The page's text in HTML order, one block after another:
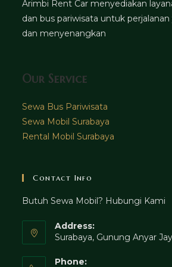
Arimbi Rent Car menyediakan
dan bus pariwisata untuk
dan menyenangkan
Our Service
Sewa Bus Pariwisata
Sewa Mobil Surabaya
Rental Mobil Surabaya
Contact Info
Butuh Sewa Mobil? Hubungi Kami
Address:
Surabaya, Gunung Anyar
Phone: